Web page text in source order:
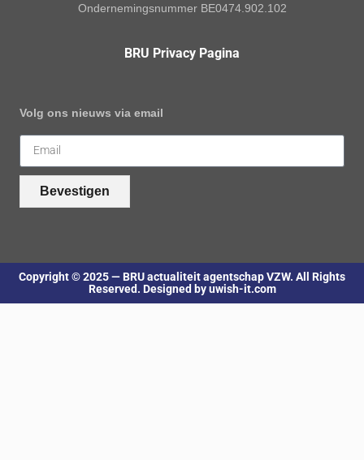
Ondernemingsnummer BE0474.902.102
BRU Privacy Pagina
Volg ons nieuws via email
Bevestigen
Copyright © 2025 — BRU actualiteit agentschap VZW. All Rights
Reserved. Designed by uwish-it.com